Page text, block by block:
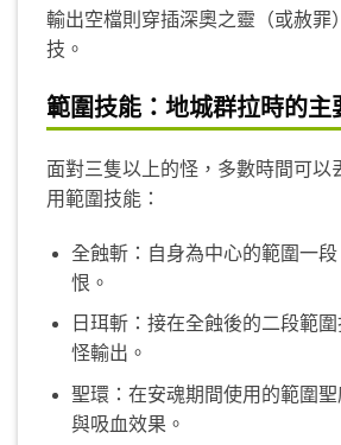
輸出空檔則穿插深奧之靈（或赦罪
技。
範圍技能：地城群拉時的主
面對三隻以上的怪，多數時間可以
用範圍技能：
全蝕斬：自身為中心的範圍一
恨。
日珥斬：接在全蝕後的二段範
怪輸出。
聖環：在安魂期間使用的範圍
與吸血效果。